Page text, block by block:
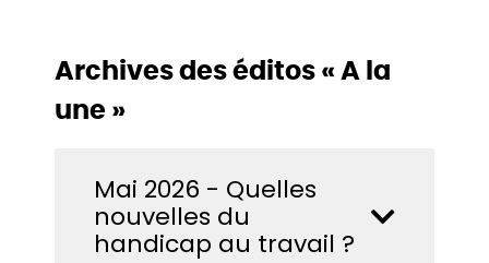
Archives des éditos « A la
une »
Mai 2026 - Quelles
nouvelles du
handicap au travail ?